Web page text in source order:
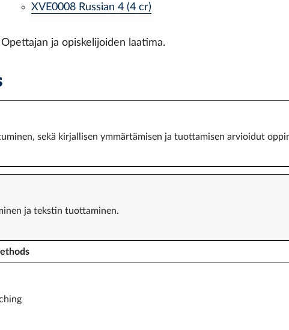
XVE0008 Russian 4 (4 cr)
Opettajan ja opiskelijoiden laatima.
sekä kirjallisen ymmärtämisen ja tuottamisen arvioidut
ja tekstin tuottaminen.